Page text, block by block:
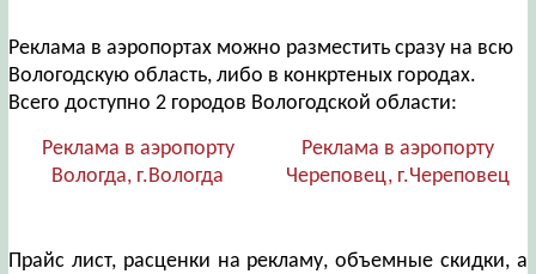
Реклама в аэропортах можно разместить сразу на всю
Вологодскую область, либо в конкртеных городах.
Всего доступно 2 городов Вологодской области:
Реклама в аэропорту
Вологда, г.Вологда
Реклама в аэропорту
Череповец, г.Череповец
Прайс лист, расценки на рекламу, объемные скидки, а